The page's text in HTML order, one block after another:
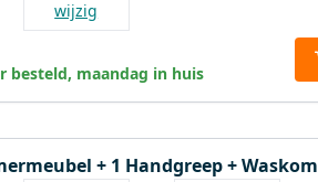
wijzig
besteld, maandag in huis
+ 1 Handgreep + Waskom